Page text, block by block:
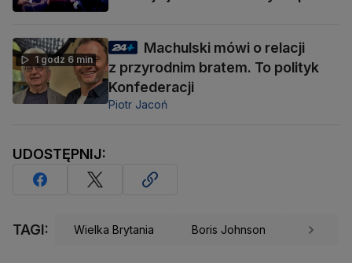
1 godz 6 min
Machulski mówi o relacji
z przyrodnim bratem. To polityk
Konfederacji
Piotr Jacoń
UDOSTĘPNIJ:
TAGI: Wielka Brytania Boris Johnson